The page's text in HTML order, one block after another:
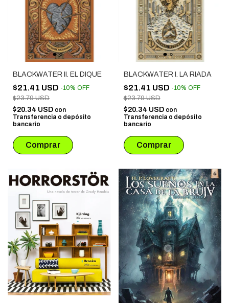
BLACKWATER II. EL DIQUE
$21.41 USD -10% OFF
$23.79 USD
$20.34 USD con
Transferencia o depósito
bancario
BLACKWATER I. LA RIADA
$21.41 USD -10% OFF
$23.79 USD
$20.34 USD con
Transferencia o depósito
bancario